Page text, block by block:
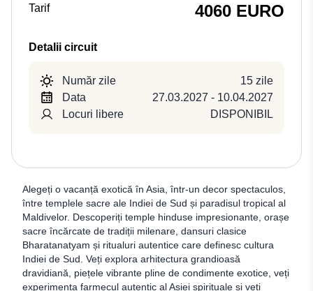
Alegeți o vacanță exotică în Asia, într-un decor spectaculos,
între templele sacre ale Indiei de Sud și paradisul tropical al
Maldivelor. Descoperiți temple hinduse impresionante, orașe
sacre încărcate de tradiții milenare, dansuri clasice
Bharatanatyam și ritualuri autentice care definesc cultura
Indiei de Sud. Veți explora arhitectura grandioasă
dravidiană, piețele vibrante pline de condimente exotice, veți
experimenta farmecul autentic al Asiei spirituale și veți
Tarif
4060 EURO
Detalii circuit
Număr zile
15 zile
Data
27.03.2027 - 10.04.2027
Locuri libere
DISPONIBIL